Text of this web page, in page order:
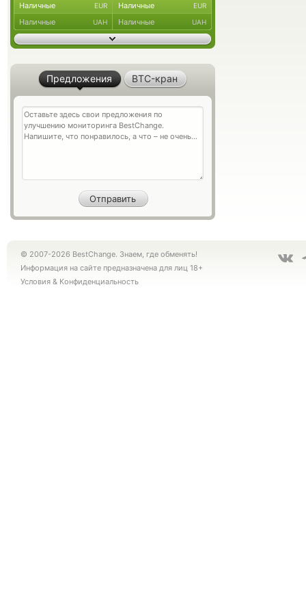
Наличные EUR Наличные EUR
Наличные UAH Наличные UAH
Предложения BTC-кран
© 2007-2026 BestChange. Знаем, где обменять!
Информация на сайте предназначена для лиц 18+
Условия & Конфиденциальность